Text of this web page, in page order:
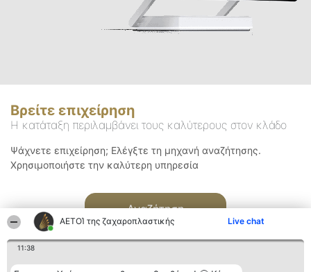
ΑΕΤΟΊ της ζαχαροπλαστικής Live chat
11:38
Βρείτε επιχείρηση
Η κατάταξη περιλαμβάνει τους καλύτερους στον κλάδο
Ψάχνετε επιχείρηση; Ελέγξτε τη μηχανή αναζήτησης.
Χρησιμοποιήστε την καλύτερη υπηρεσία
Αναζήτηση